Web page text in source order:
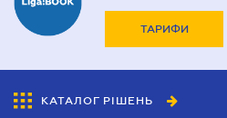
ТАРИФИ
КАТАЛОГ РІШЕНЬ